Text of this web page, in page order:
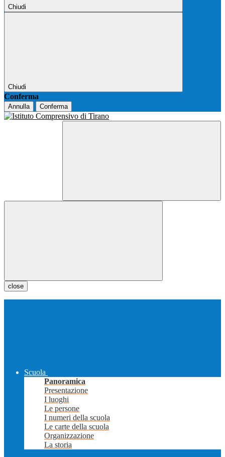
Chiudi
Chiudi
Conferma
Annulla Conferma
close
Scuola
Panoramica
Presentazione
I luoghi
Le persone
I numeri della scuola
Le carte della scuola
Organizzazione
La storia